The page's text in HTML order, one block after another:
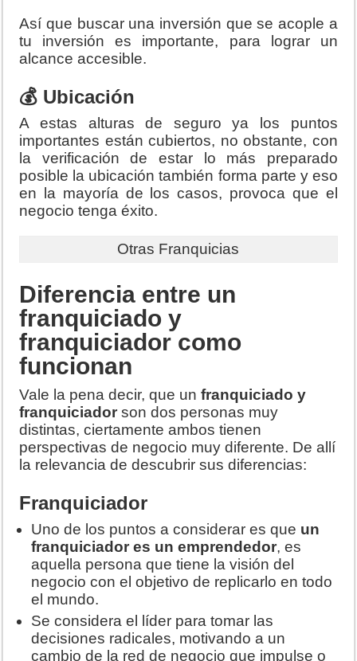
Así que buscar una inversión que se acople a
tu inversión es importante, para lograr un
alcance accesible.
💰 Ubicación
A estas alturas de seguro ya los puntos
importantes están cubiertos, no obstante, con
la verificación de estar lo más preparado
posible la ubicación también forma parte y eso
en la mayoría de los casos, provoca que el
negocio tenga éxito.
Otras Franquicias
Diferencia entre un
franquiciado y
franquiciador como
funcionan
Vale la pena decir, que unfranquiciado y
franquiciador son dos personas muy
distintas, ciertamente ambos tienen
perspectivas de negocio muy diferente. De allí
la relevancia de descubrir sus diferencias:
Franquiciador
Uno de los puntos a considerar es que un
franquiciador es un emprendedor, es
aquella persona que tiene la visión del
negocio con el objetivo de replicarlo en todo
el mundo.
Se considera el líder para tomar las
decisiones radicales, motivando a un
cambio de la red de negocio que impulse o